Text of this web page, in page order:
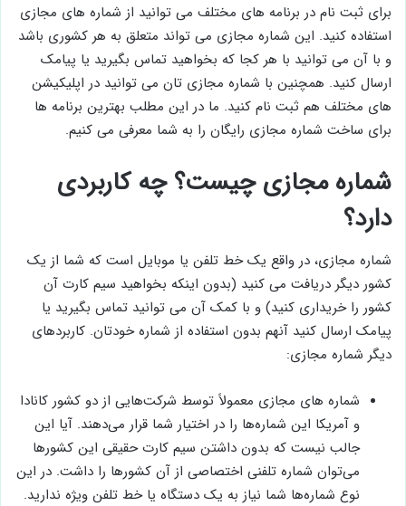
برای ثبت نام در برنامه های مختلف می توانید از شماره های مجازی
استفاده کنید. این شماره مجازی می تواند متعلق به هر کشوری باشد
و با آن می توانید با هر کجا که بخواهید تماس بگیرید یا پیامک
ارسال کنید. همچنین با شماره مجازی تان می توانید در اپلیکیشن
های مختلف هم ثبت نام کنید. ما در این مطلب بهترین برنامه ها
برای ساخت شماره مجازی رایگان را به شما معرفی می کنیم.
شماره مجازی چیست؟ چه کاربردی
دارد؟
شماره مجازی، در واقع یک خط تلفن یا موبایل است که شما از یک
کشور دیگر دریافت می کنید (بدون اینکه بخواهید سیم کارت آن
کشور را خریداری کنید) و با کمک آن می توانید تماس بگیرید یا
پیامک ارسال کنید آنهم بدون استفاده از شماره خودتان. کاربردهای
دیگر شماره مجازی:
شماره های مجازی معمولاً توسط شرکت‌هایی از دو کشور کانادا
و آمریکا این شماره‌ها را در اختیار شما قرار می‌دهند. آیا این
جالب نیست که بدون داشتن سیم کارت حقیقی این کشورها
می‌توان شماره تلفنی اختصاصی از آن کشورها را داشت. در این
نوع شماره‌ها شما نیاز به یک دستگاه یا خط تلفن ویژه ندارید.